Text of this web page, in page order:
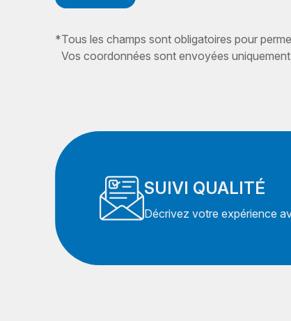
*Tous les champs sont obligatoires pour
Vos coordonnées sont envoyées
SUIVI QUALITÉ
Décrivez votre expérience